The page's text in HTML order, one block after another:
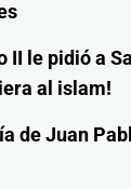
II le pidió a
al islam!
de Juan